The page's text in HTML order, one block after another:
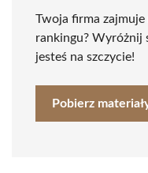
Twoja firma
rankingu? Wyróżnij
jesteś na szczycie!
Pobierz